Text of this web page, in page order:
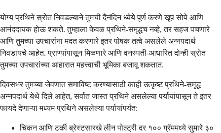
योग्य प्रथिने स्रोत निवडल्याने तुमची दैनंदिन ध्येये पूर्ण करणे खूप सोपे आणि
आनंददायक होऊ शकते. तुम्हाला केवळ प्रथिने-समृद्धच नव्हे, तर सहज पचणारे
आणि तुमच्या उपचारांना मदत करणारे इतर पोषक तत्वे असलेले अन्नपदार्थ
निवडायचे आहेत. प्राण्यांपासून मिळणारे आणि वनस्पती-आधारित दोन्ही स्रोत
तुमच्या उपचारांच्या आहारात महत्त्वाची भूमिका बजावू शकतात.
दिवसभर तुमच्या जेवणात समाविष्ट करण्यासाठी काही उत्कृष्ट प्रथिने-समृद्ध
अन्नपदार्थ येथे दिले आहेत, सर्वात जास्त प्रथिने असलेल्या पर्यायांपासून ते इतर
फायदे देणाऱ्या मध्यम प्रथिने असलेल्या पर्यायांपर्यंत:
चिकन आणि टर्की ब्रेस्टसारखे लीन पोल्ट्री दर १०० ग्रॅममध्ये सुमारे ३०